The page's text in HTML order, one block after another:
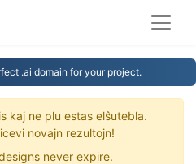
.ai domain for your project.
kaj ne plu estas elŝutebla.
novajn rezultojn!
never expire.